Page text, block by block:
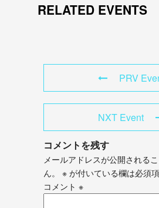
RELATED EVENTS
PRV
NXT Event
コメントを残す
メールアドレスが公開される
ん。
※ が付いている欄は必須
コメント ※